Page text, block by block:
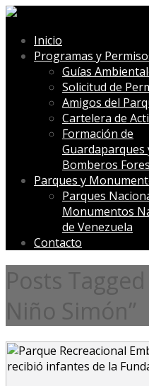
Inicio
Programas y
Guías
Solicitud de
Amigos del
Cartelera de
Formación de
Guardaparques
Bomberos
Parques y
Parques
Monumentos
de Venezuela
Contacto
Posts
Niño Simón”